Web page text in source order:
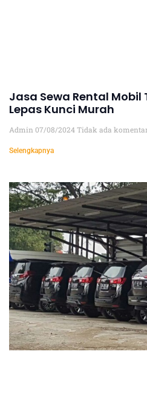
Jasa Sewa Rental
Lepas Kunci Murah
Admin 07/08/2024Tidak ada
Selengkapnya